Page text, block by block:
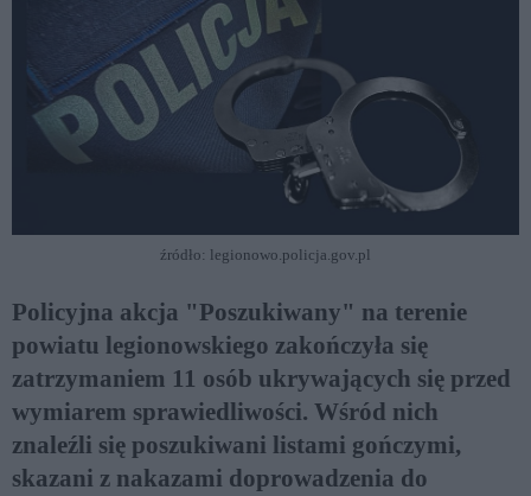
źródło: legionowo.policja.gov.pl
Policyjna akcja "Poszukiwany" na terenie
powiatu legionowskiego zakończyła się
zatrzymaniem 11 osób ukrywających się przed
wymiarem sprawiedliwości. Wśród nich
znaleźli się poszukiwani listami gończymi,
skazani z nakazami doprowadzenia do